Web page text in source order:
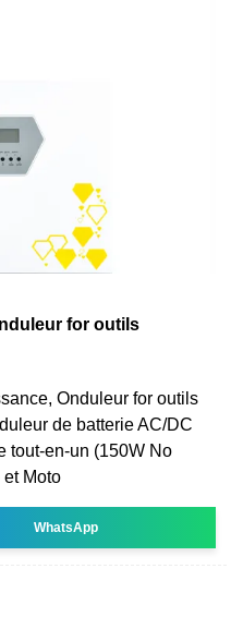
for outils
Onduleur for outils
de batterie AC/DC
tout-en-un (150W No
et Moto
WhatsApp